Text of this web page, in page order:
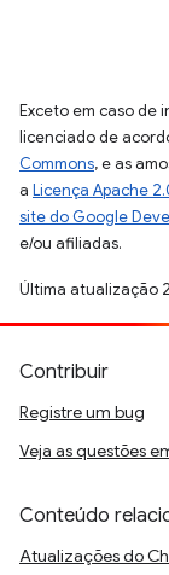
Exceto em caso de
licenciado de
Commons, e as
a Licença Apache
site do Google
e/ou afiliadas.
Última atualização
Contribuir
Registre um bug
Veja as questões
Conteúdo
Atualizações do